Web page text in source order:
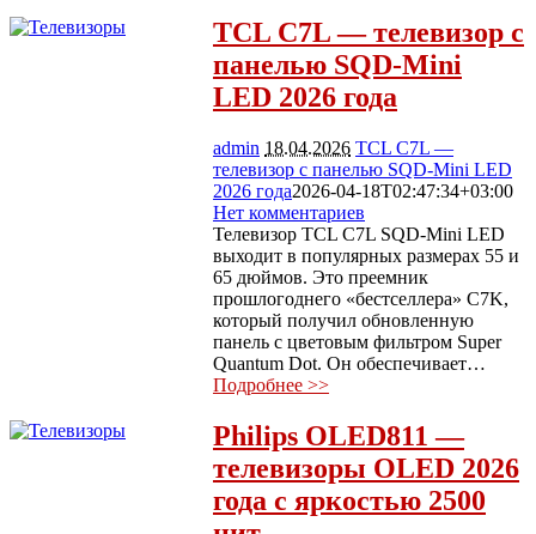
TCL C7L — телевизор с
панелью SQD-Mini
LED 2026 года
admin 18.04.2026 TCL C7L —
телевизор с панелью SQD-Mini LED
2026 года2026-04-18T02:47:34+03:00
Нет комментариев
Телевизор TCL C7L SQD-Mini LED
выходит в популярных размерах 55 и
65 дюймов. Это преемник
прошлогоднего «бестселлера» C7K,
который получил обновленную
панель с цветовым фильтром Super
Quantum Dot. Он обеспечивает…
Подробнее >>
Philips OLED811 —
телевизоры OLED 2026
года с яркостью 2500